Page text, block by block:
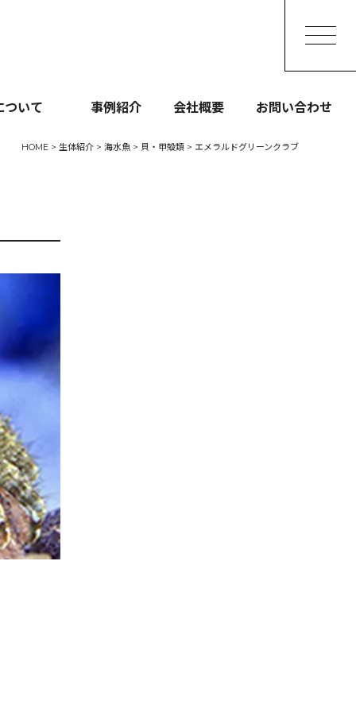
ついて 事例紹介 会社概要 お問い合わせ
HOME > 生体紹介 > 海水魚 > 貝・甲殻類 > エメラルドグリーンクラブ